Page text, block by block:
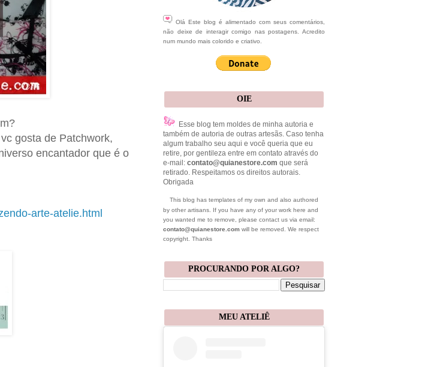
gosta de Patchwork,
encantador que é o
arte-atelie.html
Olá Este blog é alimentado com seus comentários,
não deixe de interagir comigo nas postagens. Acredito
num mundo mais colorido e criativo.
OIE
Esse blog tem moldes de minha autoria e
também de autoria de outras artesãs. Caso tenha
algum trabalho seu aqui e você queria que eu
retire, por gentileza entre em contato através do
e-mail: contato@quianestore.com que será
retirado. Respeitamos os direitos autorais.
Obrigada
This blog has templates of my own and also authored
by other artisans. If you have any of your work here and
you wanted me to remove, please contact us via email:
contato@quianestore.com will be removed. We respect
copyright. Thanks
PROCURANDO POR ALGO?
MEU ATELIÊ